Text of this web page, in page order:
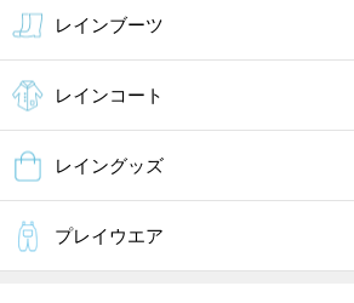
レインブーツ
レインコート
レイングッズ
プレイウエア